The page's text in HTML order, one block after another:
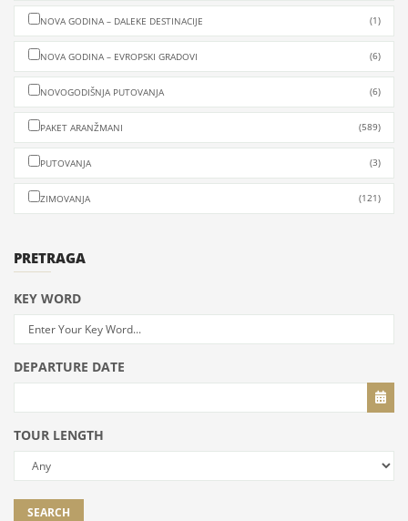
NOVA GODINA – DALEKE DESTINACIJE (1)
NOVA GODINA – EVROPSKI GRADOVI (6)
NOVOGODIŠNJA PUTOVANJA (6)
PAKET ARANŽMANI (589)
PUTOVANJA (3)
ZIMOVANJA (121)
PRETRAGA
KEY WORD
DEPARTURE DATE
TOUR LENGTH
SEARCH